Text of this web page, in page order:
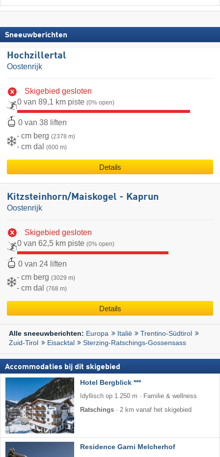
Sneeuwberichten
Hochzillertal
Oostenrijk
Skigebied gesloten
0 van 89,1 km piste (0% open)
0 van 38 liften
- cm berg (2378 m)
- cm dal (600 m)
Details
Kitzsteinhorn/​Maiskogel - Kaprun
Oostenrijk
Skigebied gesloten
0 van 62,5 km piste (0% open)
0 van 24 liften
- cm berg (3029 m)
- cm dal (768 m)
Details
Alle sneeuwberichten: Europa Italië
Trentino-Südtirol
Zuid-Tirol
Eisacktal Sterzing-Ratschings-Gossensass
Accommodaties bij dit skigebied
Hotel Bergblick ***
Idyllisch op 1.250 m · Familie & wellness
Ratschings · 2 km vanaf het skigebied
Residence Garni Melcherhof